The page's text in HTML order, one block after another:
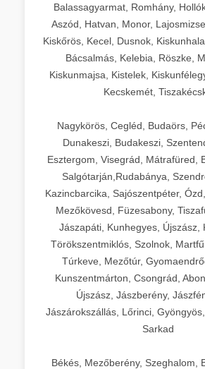
Balassagyarmat, Romhány,
Aszód, Hatvan, Monor,
Kiskőrös, Kecel, Dusnok,
Bácsalmás, Kelebia, Röszke,
Kiskunmajsa, Kistelek,
Kecskemét,
Nagykörös, Cegléd, Budaörs,
Dunakeszi, Budakeszi,
Esztergom, Visegrád, Mátrafüred,
Salgótarján,Rudabánya,
Kazincbarcika, Sajószentpéter,
Mezőkövesd, Füzesabony,
Jászapáti, Kunhegyes, Újszász,
Törökszentmiklós, Szolnok,
Túrkeve, Mezőtúr,
Kunszentmárton, Csongrád,
Újszász, Jászberény,
Jászárokszállás, Lőrinci,
Sarkad
Békés, Mezőberény, Szeghalom,